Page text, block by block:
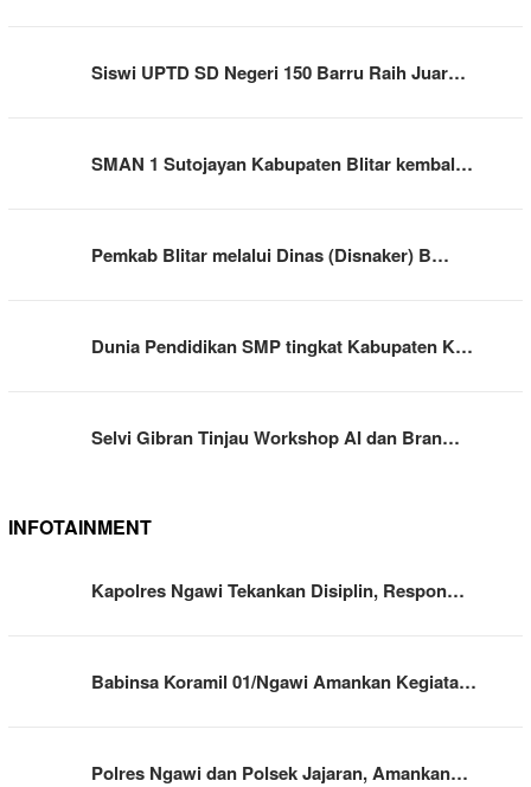
Siswi UPTD SD Negeri 150 Barru Raih Juar…
SMAN 1 Sutojayan Kabupaten Blitar kembal…
Pemkab Blitar melalui Dinas (Disnaker) B…
Dunia Pendidikan SMP tingkat Kabupaten K…
Selvi Gibran Tinjau Workshop AI dan Bran…
INFOTAINMENT
Kapolres Ngawi Tekankan Disiplin, Respon…
Babinsa Koramil 01/Ngawi Amankan Kegiata…
Polres Ngawi dan Polsek Jajaran, Amankan…